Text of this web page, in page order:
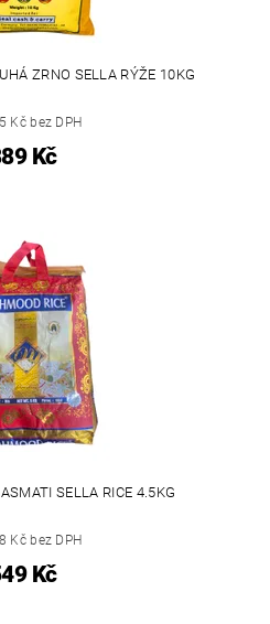
ZRNO SELLA RÝŽE 10KG
Kč bez DPH
Kč
SELLA RICE 4.5KG
Kč bez DPH
Kč